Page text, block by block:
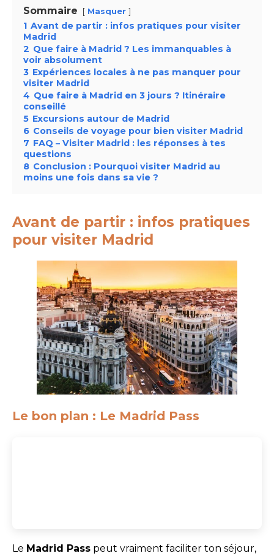
Sommaire Masquer
1 Avant de partir : infos pratiques pour visiter
Madrid
2 Que faire à Madrid ? Les immanquables à
voir absolument
3 Expériences locales à ne pas manquer pour
visiter Madrid
4 Que faire à Madrid en 3 jours ? Itinéraire
conseillé
5 Excursions autour de Madrid
6 Conseils de voyage pour bien visiter Madrid
7 FAQ – Visiter Madrid : les réponses à tes
questions
8 Conclusion : Pourquoi visiter Madrid au
moins une fois dans sa vie ?
Avant de partir : infos pratiques
pour visiter Madrid
Le bon plan : Le Madrid Pass
Le Madrid Pass peut vraiment faciliter ton séjour,